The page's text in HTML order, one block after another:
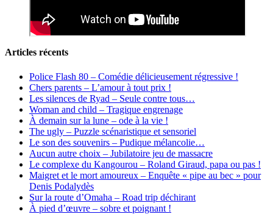
Articles récents
Police Flash 80 – Comédie délicieusement régressive !
Chers parents – L’amour à tout prix !
Les silences de Ryad – Seule contre tous…
Woman and child – Tragique engrenage
À demain sur la lune – ode à la vie !
The ugly – Puzzle scénaristique et sensoriel
Le son des souvenirs – Pudique mélancolie…
Aucun autre choix – Jubilatoire jeu de massacre
Le complexe du Kangourou – Roland Giraud, papa ou pas !
Maigret et le mort amoureux – Enquête « pipe au bec » pour
Denis Podalydès
Sur la route d’Omaha – Road trip déchirant
À pied d’œuvre – sobre et poignant !